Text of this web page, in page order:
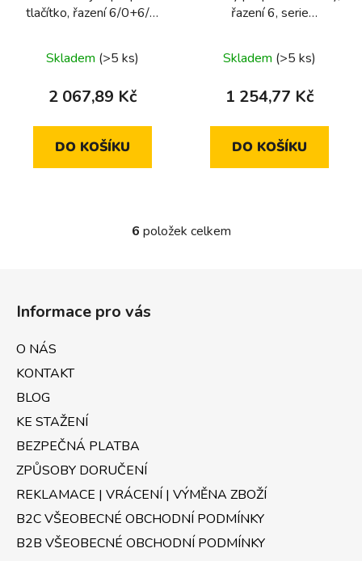
tlačítko, řazení 6/0+6/0,
Skladem (>5 ks)
2 067,89 Kč
DO KOŠÍKU
řazení 6, serie
Skladem (>5 ks)
1 254,77 Kč
DO KOŠÍKU
O
ý
p
i
s
6 položek celkem
Informace pro vás
O NÁS
KONTAKT
BLOG
KE STAŽENÍ
BEZPEČNÁ PLATBA
ZPŮSOBY DORUČENÍ
REKLAMACE | VRÁCENÍ | VÝMĚNA ZBOŽÍ
B2C VŠEOBECNÉ OBCHODNÍ PODMÍNKY
B2B VŠEOBECNÉ OBCHODNÍ PODMÍNKY